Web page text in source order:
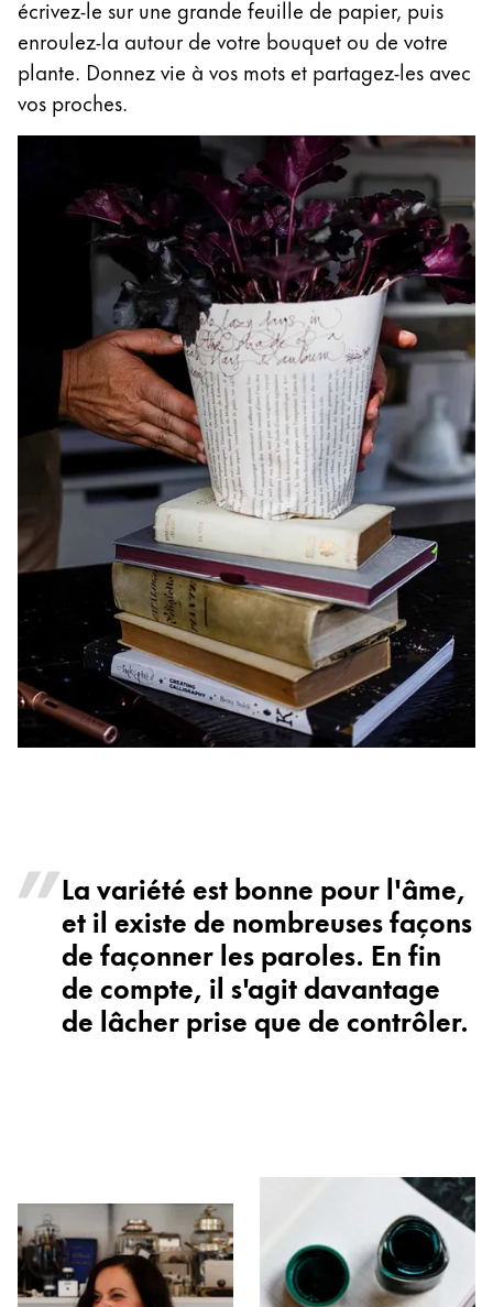
écrivez-le sur une grande feuille de papier, puis
enroulez-la autour de votre bouquet ou de votre
plante. Donnez vie à vos mots et partagez-les avec
vos proches.
La variété est bonne pour l'âme,
et il existe de nombreuses façons
de façonner les paroles. En fin
de compte, il s'agit davantage
de lâcher prise que de contrôler.